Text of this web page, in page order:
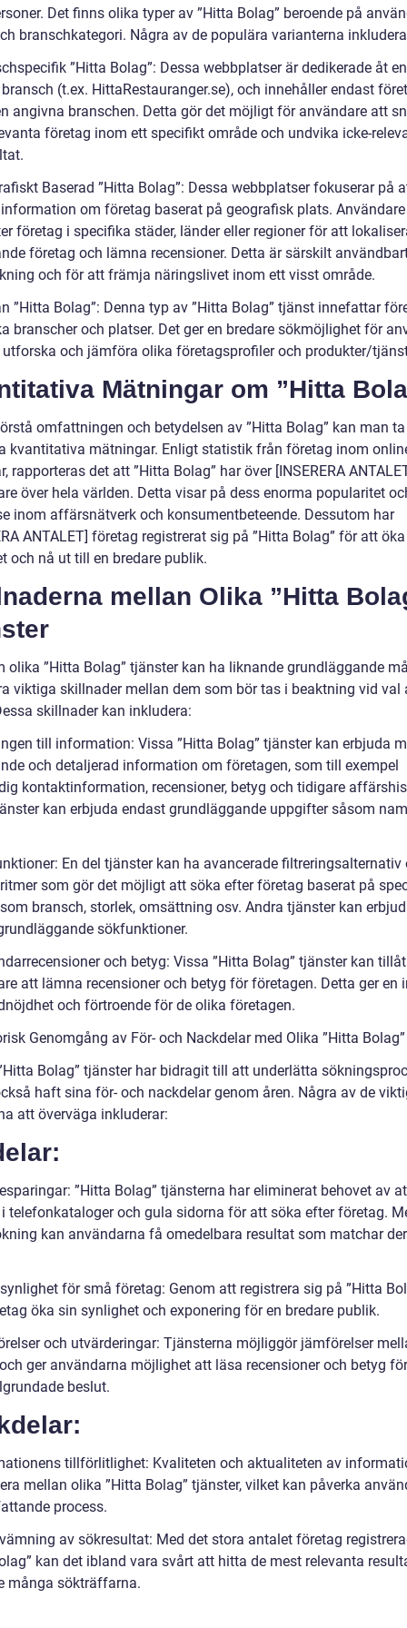
Det finns olika typer av ”Hitta Bolag” beroende på
branschkategori. Några av de populära varianterna
”Hitta Bolag”: Dessa webbplatser är dedikerade åt en
(t.ex. HittaRestauranger.se), och innehåller endast
angivna branschen. Detta gör det möjligt för användare att
företag inom ett specifikt område och undvika icke-
Baserad ”Hitta Bolag”: Dessa webbplatser fokuserar på
om företag baserat på geografisk plats.
företag i specifika städer, länder eller regioner för att
företag och lämna recensioner. Detta är särskilt
och för att främja näringslivet inom ett visst område.
”Hitta Bolag”: Denna typ av ”Hitta Bolag” tjänst innefattar
branscher och platser. Det ger en bredare sökmöjlighet för
och jämföra olika företagsprofiler och produkter/
Mätningar om ”Hitta
omfattningen och betydelsen av ”Hitta Bolag” kan man
kvantitativa mätningar. Enligt statistik från företag inom
rapporteras det att ”Hitta Bolag” har över [INSERERA
över hela världen. Detta visar på dess enorma popularitet
inom affärsnätverk och konsumentbeteende. Dessutom har
ANTALET] företag registrerat sig på ”Hitta Bolag” för att
och nå ut till en bredare publik.
mellan Olika ”Hitta
olika ”Hitta Bolag” tjänster kan ha liknande grundläggande
viktiga skillnader mellan dem som bör tas i beaktning vid val
skillnader kan inkludera:
till information: Vissa ”Hitta Bolag” tjänster kan erbjuda
och detaljerad information om företagen, som till exempel
kontaktinformation, recensioner, betyg och tidigare
kan erbjuda endast grundläggande uppgifter såsom
En del tjänster kan ha avancerade filtreringsalternativ
som gör det möjligt att söka efter företag baserat på
bransch, storlek, omsättning osv. Andra tjänster kan
sökfunktioner.
och betyg: Vissa ”Hitta Bolag” tjänster kan
att lämna recensioner och betyg för företagen. Detta ger en
och förtroende för de olika företagen.
Genomgång av För- och Nackdelar med Olika ”Hitta Bolag”
Bolag” tjänster har bidragit till att underlätta
haft sina för- och nackdelar genom åren. Några av de
att överväga inkluderar:
”Hitta Bolag” tjänsterna har eliminerat behovet av
telefonkataloger och gula sidorna för att söka efter företag.
kan användarna få omedelbara resultat som matchar
för små företag: Genom att registrera sig på ”Hitta
öka sin synlighet och exponering för en bredare publik.
och utvärderingar: Tjänsterna möjliggör jämförelser
ger användarna möjlighet att läsa recensioner och betyg
beslut.
tillförlitlighet: Kvaliteten och aktualiteten av
mellan olika ”Hitta Bolag” tjänster, vilket kan påverka
process.
av sökresultat: Med det stora antalet företag
kan det ibland vara svårt att hitta de mest relevanta
många sökträffarna.